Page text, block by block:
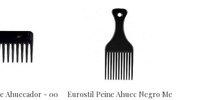
Ahuecador - 00419Eurostil Peine Ahuec Negro Medio 11...